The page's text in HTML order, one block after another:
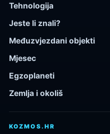
Tehnologija
Jeste li znali?
Međuzvjezdani objekti
Mjesec
Egzoplaneti
Zemlja i okoliš
KOZMOS.HR